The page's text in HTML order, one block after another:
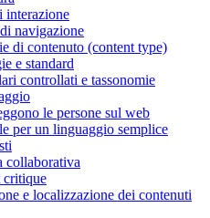
interazione
navigazione
di contenuto (content type)
e standard
controllati e tassonomie
le persone sul web
per un linguaggio semplice
collaborativa
critique
e localizzazione dei contenuti